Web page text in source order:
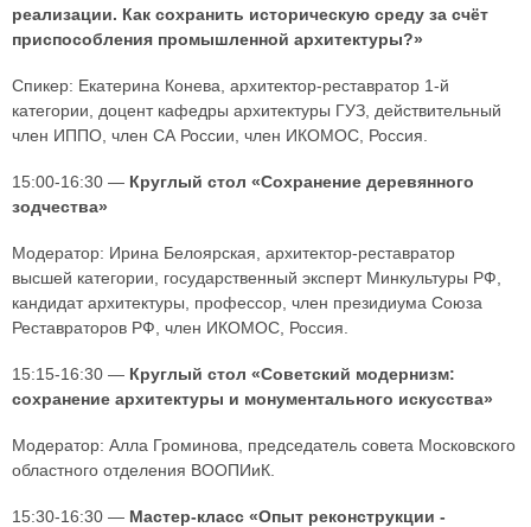
реализации. Как сохранить историческую среду за счёт
приспособления промышленной архитектуры?»
Спикер: Екатерина Конева, архитектор-реставратор 1-й
категории, доцент кафедры архитектуры ГУЗ, действительный
член ИППО, член СА России, член ИКОМОС, Россия.
15:00-16:30 — Круглый стол «Сохранение деревянного
зодчества»
Модератор: Ирина Белоярская, архитектор-реставратор
высшей категории, государственный эксперт Минкультуры РФ,
кандидат архитектуры, профессор, член президиума Союза
Реставраторов РФ, член ИКОМОС, Россия.
15:15-16:30 — Круглый стол «Советский модернизм:
сохранение архитектуры и монументального искусства»
Модератор: Алла Громинова, председатель совета Московского
областного отделения ВООПИиК.
15:30-16:30 — Мастер-класс «Опыт реконструкции -